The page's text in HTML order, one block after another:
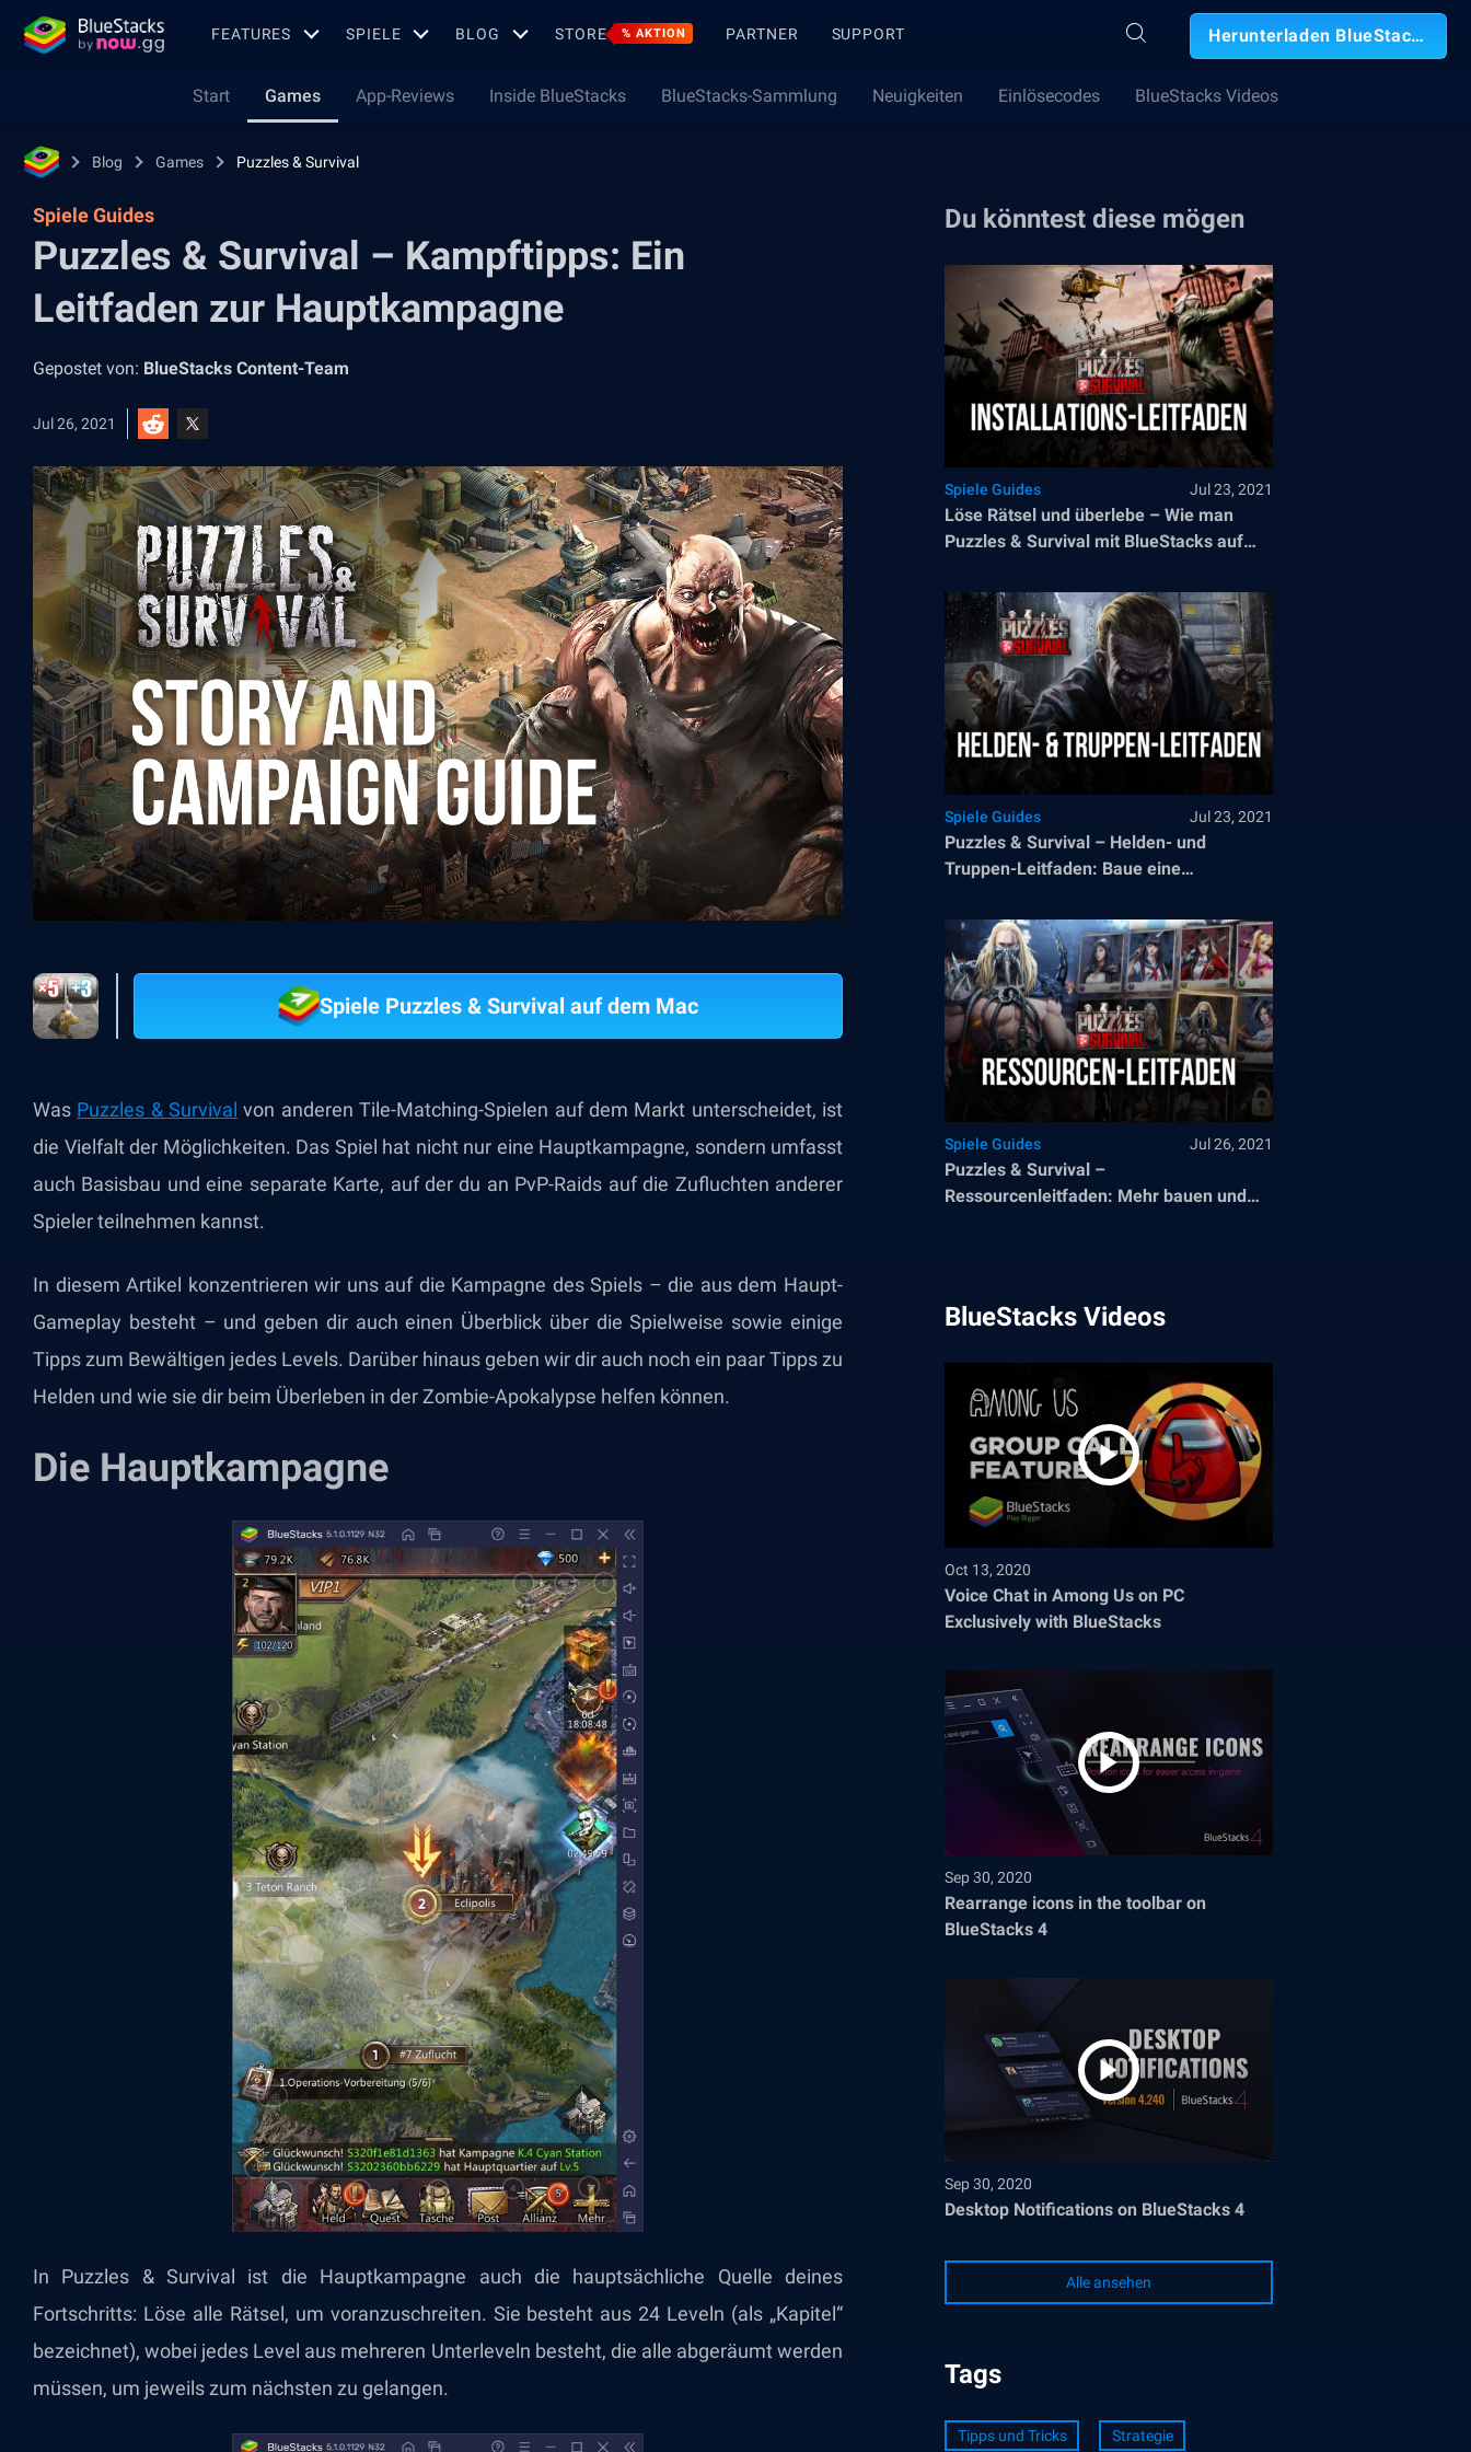
FEATURES SPIELE BLOG STORE % AKTION PARTNER SUPPORT Herunterladen BlueStacks
Start Games App-Reviews Inside BlueStacks BlueStacks-Sammlung Neuigkeiten Einlösecodes BlueStacks Videos
Blog Games Puzzles & Survival
Spiele Guides
Puzzles & Survival – Kampftipps: Ein
Leitfaden zur Hauptkampagne
Gepostet von: BlueStacks Content-Team
Jul 26, 2021
Spiele Puzzles & Survival auf dem Mac
Was Puzzles & Survival von anderen Tile-Matching-Spielen auf dem Markt unterscheidet, ist
die Vielfalt der Möglichkeiten. Das Spiel hat nicht nur eine Hauptkampagne, sondern umfasst
auch Basisbau und eine separate Karte, auf der du an PvP-Raids auf die Zufluchten anderer
Spieler teilnehmen kannst.
In diesem Artikel konzentrieren wir uns auf die Kampagne des Spiels – die aus dem Haupt-
Gameplay besteht – und geben dir auch einen Überblick über die Spielweise sowie einige
Tipps zum Bewältigen jedes Levels. Darüber hinaus geben wir dir auch noch ein paar Tipps zu
Helden und wie sie dir beim Überleben in der Zombie-Apokalypse helfen können.
Die Hauptkampagne
In Puzzles & Survival ist die Hauptkampagne auch die hauptsächliche Quelle deines
Fortschritts: Löse alle Rätsel, um voranzuschreiten. Sie besteht aus 24 Leveln (als „Kapitel“
bezeichnet), wobei jedes Level aus mehreren Unterleveln besteht, die alle abgeräumt werden
müssen, um jeweils zum nächsten zu gelangen.
Du könntest diese mögen
Spiele Guides Jul 23, 2021
Löse Rätsel und überlebe – Wie man
Puzzles & Survival mit BlueStacks auf
Spiele Guides Jul 23, 2021
Puzzles & Survival – Helden- und
Truppen-Leitfaden: Baue eine
Spiele Guides Jul 26, 2021
Puzzles & Survival –
Ressourcenleitfaden: Mehr bauen und
BlueStacks Videos
Oct 13, 2020
Voice Chat in Among Us on PC
Exclusively with BlueStacks
Sep 30, 2020
Rearrange icons in the toolbar on
BlueStacks 4
Sep 30, 2020
Desktop Notifications on BlueStacks 4
Alle ansehen
Tags
Tipps und Tricks Strategie